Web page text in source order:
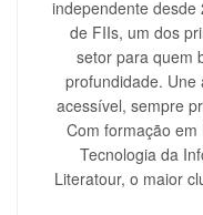
independente
de FIIs, um dos
setor para quem
profundidade. Une
acessível, sempre
Com formação
Tecnologia da
Literatour, o maior